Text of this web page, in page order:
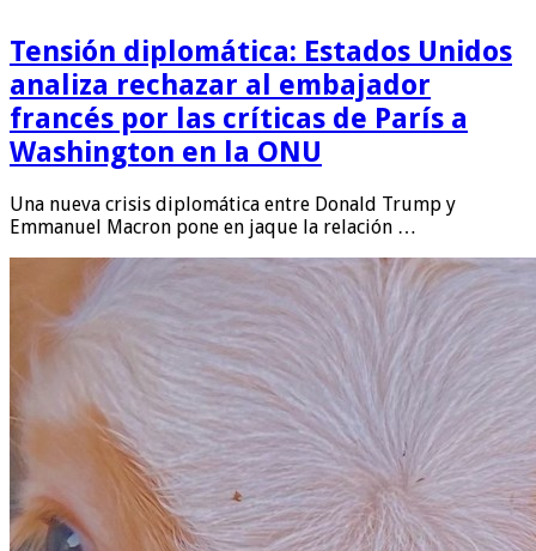
Tensión diplomática: Estados Unidos
analiza rechazar al embajador
francés por las críticas de París a
Washington en la ONU
Una nueva crisis diplomática entre Donald Trump y
Emmanuel Macron pone en jaque la relación …